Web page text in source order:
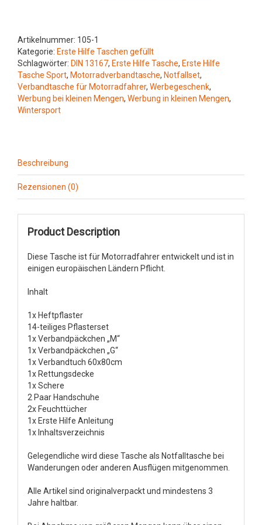
Artikelnummer: 105-1
Kategorie: Erste Hilfe Taschen gefüllt
Schlagwörter: DIN 13167, Erste Hilfe Tasche, Erste Hilfe
Tasche Sport, Motorradverbandtasche, Notfallset,
Verbandtasche für Motorradfahrer, Werbegeschenk,
Werbung bei kleinen Mengen, Werbung in kleinen Mengen,
Wintersport
Beschreibung
Rezensionen (0)
Product Description
Diese Tasche ist für Motorradfahrer entwickelt und ist in
einigen europäischen Ländern Pflicht.
Inhalt
1x Heftpflaster
14-teiliges Pflasterset
1x Verbandpäckchen „M“
1x Verbandpäckchen „G“
1x Verbandtuch 60x80cm
1x Rettungsdecke
1x Schere
2 Paar Handschuhe
2x Feuchttücher
1x Erste Hilfe Anleitung
1x Inhaltsverzeichnis
Gelegendliche wird diese Tasche als Notfalltasche bei
Wanderungen oder anderen Ausflügen mitgenommen.
Alle Artikel sind originalverpackt und mindestens 3
Jahre haltbar.